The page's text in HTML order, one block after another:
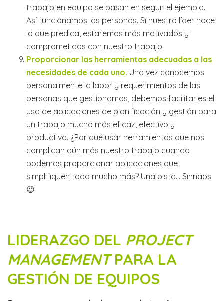
trabajo en equipo se basan en seguir el ejemplo.
Así funcionamos las personas. Si nuestro líder hace
lo que predica, estaremos más motivados y
comprometidos con nuestro trabajo.
Proporcionar las herramientas adecuadas a las
necesidades de cada uno. Una vez conocemos
personalmente la labor y requerimientos de las
personas que gestionamos, debemos facilitarles el
uso de aplicaciones de planificación y gestión para
un trabajo mucho más eficaz, efectivo y
productivo. ¿Por qué usar herramientas que nos
complican aún más nuestro trabajo cuando
podemos proporcionar aplicaciones que
simplifiquen todo mucho más? Una pista… Sinnaps
😉
LIDERAZGO DEL PROJECT
MANAGEMENTPARA LA
GESTIÓN DE EQUIPOS